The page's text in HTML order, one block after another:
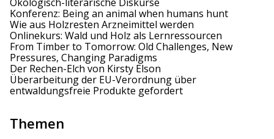
Konferenz: Being an animal when humans hunt
Wie aus Holzresten Arzneimittel werden
Onlinekurs: Wald und Holz als Lernressourcen
From Timber to Tomorrow: Old Challenges, New
Pressures, Changing Paradigms
Der Rechen-Elch von Kirsty Elson
Überarbeitung der EU-Verordnung über
entwaldungsfreie Produkte gefordert
Themen